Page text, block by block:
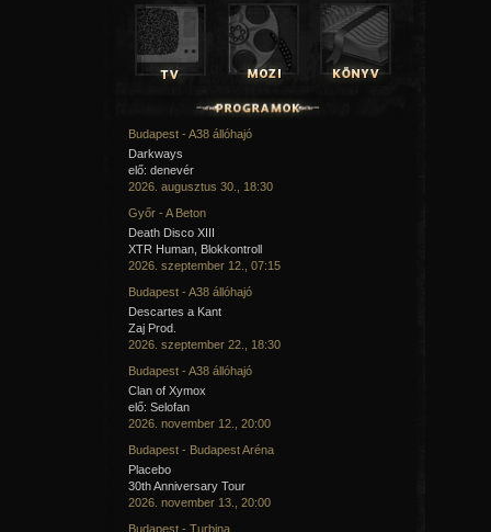
Budapest - A38 állóhajó
Darkways
elő: denevér
2026. augusztus 30., 18:30
Győr - A Beton
Death Disco XIII
XTR Human, Blokkontroll
2026. szeptember 12., 07:15
Budapest - A38 állóhajó
Descartes a Kant
Zaj Prod.
2026. szeptember 22., 18:30
Budapest - A38 állóhajó
Clan of Xymox
elő: Selofan
2026. november 12., 20:00
Budapest - Budapest Aréna
Placebo
30th Anniversary Tour
2026. november 13., 20:00
Budapest - Turbina